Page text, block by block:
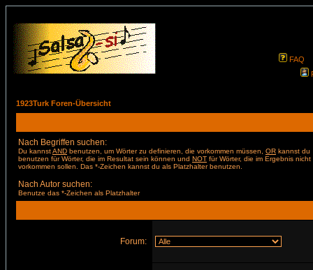
FAQ
1923Turk Foren-Übersicht
Nach Begriffen suchen:
Du kannstAND benutzen, um Wörter zu definieren, die vorkommen müssen, OR kannst du
benutzen für Wörter, die im Resultat sein können und NOT für Wörter, die im Ergebnis nicht
vorkommen sollen. Das *-Zeichen kannst du als Platzhalter benutzen.
Nach Autor suchen:
Benutze das *-Zeichen als Platzhalter
Forum: